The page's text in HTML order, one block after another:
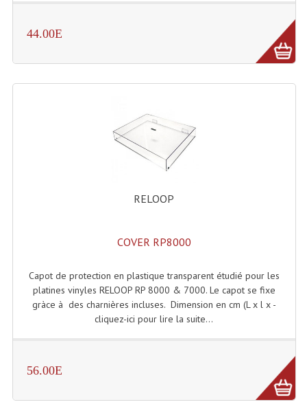
Enceintes Et Caissons Basses
Packs Sono
Enceintes Passives Sono
Retours De Scène
Caisson De Basse Amplifié
44.00E
RELOOP
COVER RP8000
Capot de protection en plastique transparent étudié pour les
platines vinyles RELOOP RP 8000 & 7000. Le capot se fixe
gràce à des charnières incluses. Dimension en cm (L x l x -
cliquez-ici pour lire la suite...
56.00E